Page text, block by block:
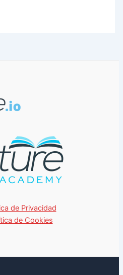
de Privacidad
de Cookies